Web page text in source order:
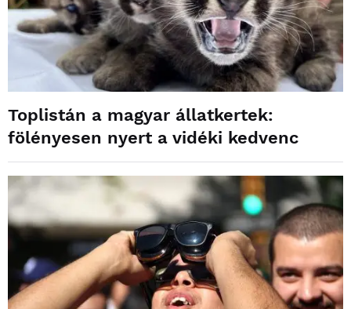
Toplistán a magyar állatkertek:
fölényesen nyert a vidéki kedvenc